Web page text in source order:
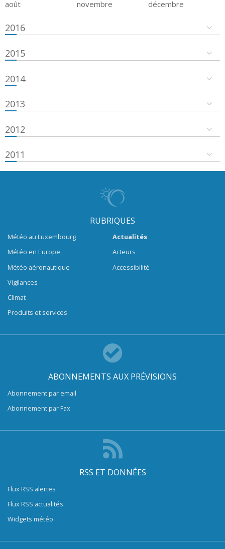
août
novembre décembre
2016
2015
2014
2013
2012
2011
RUBRIQUES
Météo au Luxembourg
Météo en Europe
Météo aéronautique
Vigilances
Climat
Produits et services
Actualités
Acteurs
Accessibilité
ABONNEMENTS AUX PRÉVISIONS
Abonnement par email
Abonnement par Fax
RSS ET DONNÉES
Flux RSS alertes
Flux RSS actualités
Widgets météo